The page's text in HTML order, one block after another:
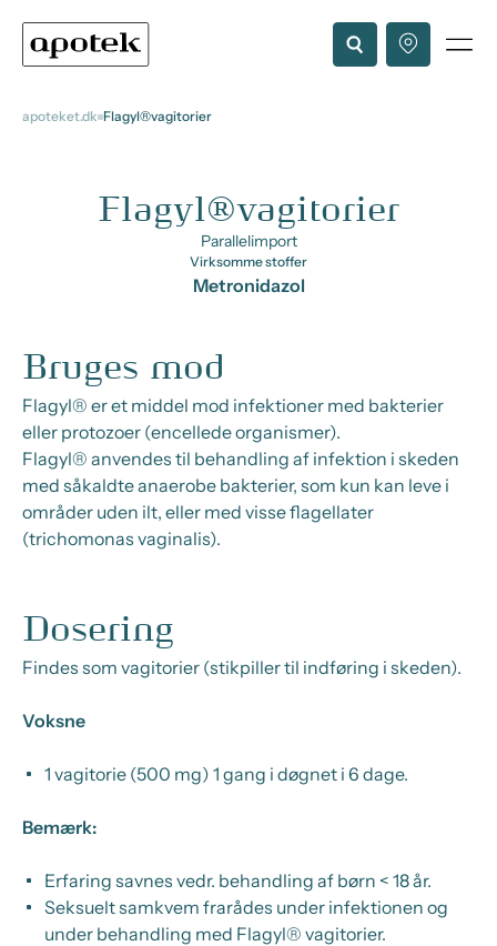
apoteket.dk Flagyl®vagitorier
Flagyl®vagitorier
Parallelimport
Virksomme stoffer
Metronidazol
Bruges mod
Flagyl® er et middel mod infektioner med bakterier
eller protozoer (encellede organismer).
Flagyl® anvendes til behandling af infektion i skeden
med såkaldte anaerobe bakterier, som kun kan leve i
områder uden ilt, eller med visse flagellater
(trichomonas vaginalis).
Dosering
Findes som vagitorier (stikpiller til indføring i skeden).
Voksne
1 vagitorie (500 mg) 1 gang i døgnet i 6 dage.
Bemærk:
Erfaring savnes vedr. behandling af børn < 18 år.
Seksuelt samkvem frarådes under infektionen og
under behandling med Flagyl® vagitorier.